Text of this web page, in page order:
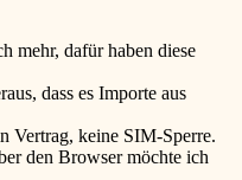
mehr, dafür haben diese
dass es Importe aus
Vertrag, keine SIM-Sperre.
den Browser möchte ich